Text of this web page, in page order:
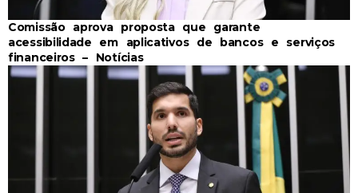
Comissão aprova proposta que garante
acessibilidade em aplicativos de bancos e serviços
financeiros – Notícias